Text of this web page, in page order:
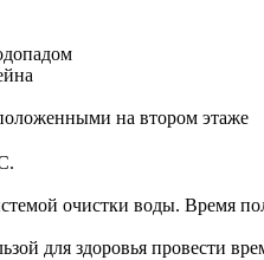
на втором этаже
очистки воды. Время
для здоровья провести